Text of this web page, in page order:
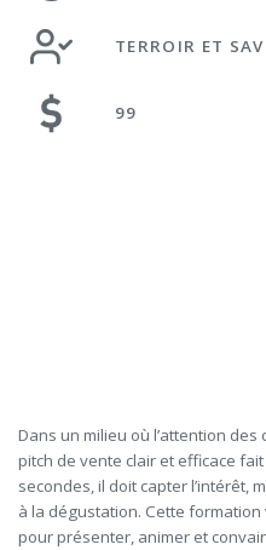
TERROIR ET
99
Dans un milieu où l’attention
pitch de vente clair et efficace
secondes, il doit capter l’intérêt,
à la dégustation. Cette
pour présenter, animer et